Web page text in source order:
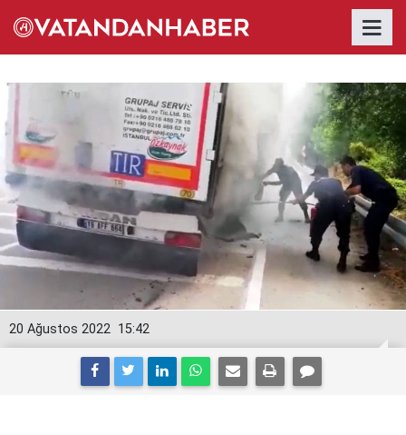
15:42
20 Ağustos 2022